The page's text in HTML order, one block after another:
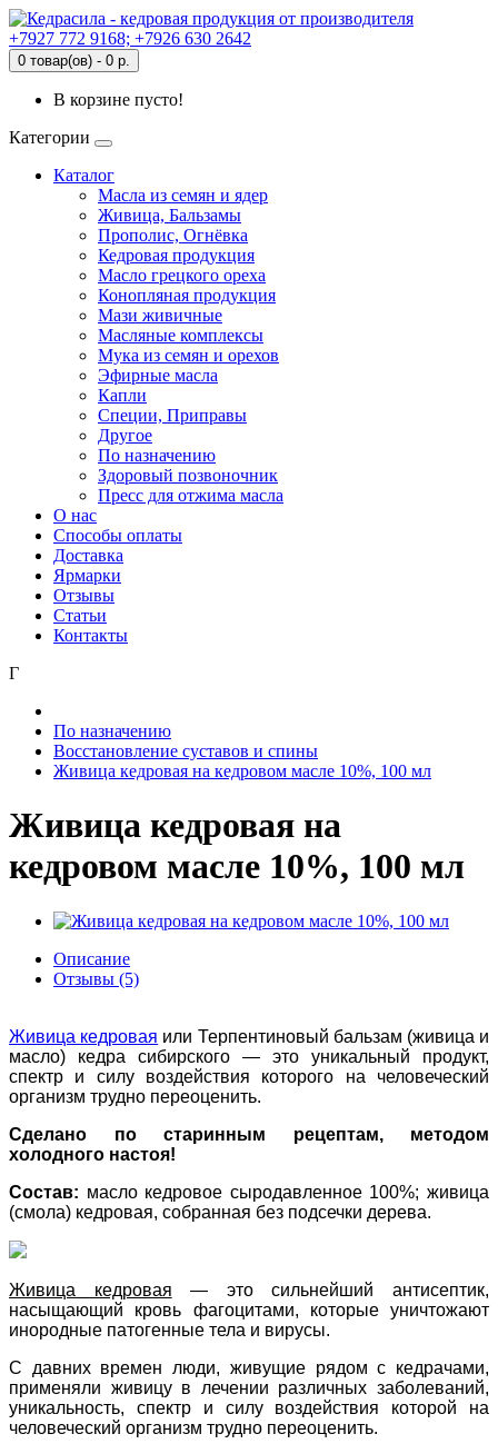
+7927 772 9168; +7926 630 2642
0 товар(ов) - 0 р.
В корзине пусто!
Категории
Каталог
Масла из семян и ядер
Живица, Бальзамы
Прополис, Огнёвка
Кедровая продукция
Масло грецкого ореха
Конопляная продукция
Мази живичные
Масляные комплексы
Мука из семян и орехов
Эфирные масла
Капли
Специи, Приправы
Другое
По назначению
Здоровый позвоночник
Пресс для отжима масла
О нас
Способы оплаты
Доставка
Ярмарки
Отзывы
Статьи
Контакты
Г
По назначению
Восстановление суставов и спины
Живица кедровая на кедровом масле 10%, 100 мл
Живица кедровая на
кедровом масле 10%, 100 мл
Описание
Отзывы (5)
Живица кедровая или Терпентиновый бальзам (живица и
масло) кедра сибирского — это уникальный продукт,
спектр и силу воздействия которого на человеческий
организм трудно переоценить.
Сделано по старинным рецептам, методом
холодного настоя!
Состав: масло кедровое сыродавленное 100%; живица
(смола) кедровая, собранная без подсечки дерева.
Живица кедровая
— это сильнейший антисептик,
насыщающий кровь фагоцитами, которые уничтожают
инородные патогенные тела и вирусы.
С давних времен люди, живущие рядом с кедрачами,
применяли живицу в лечении различных заболеваний,
уникальность, спектр и силу воздействия которой на
человеческий организм трудно переоценить.